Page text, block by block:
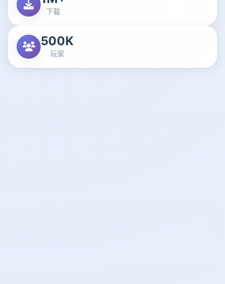
下载
500K
玩家